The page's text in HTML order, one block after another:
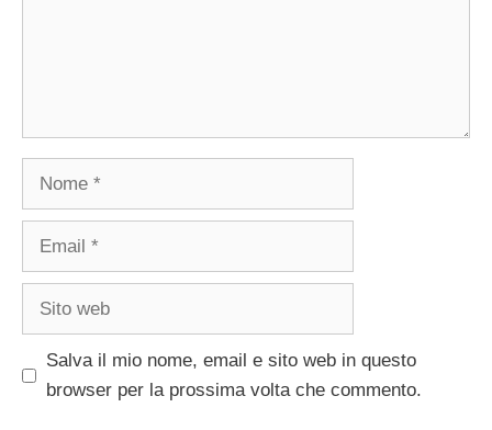
Nome
Email
Sito
Salva il mio nome, email e sito web in questo
browser per la prossima volta che commento.